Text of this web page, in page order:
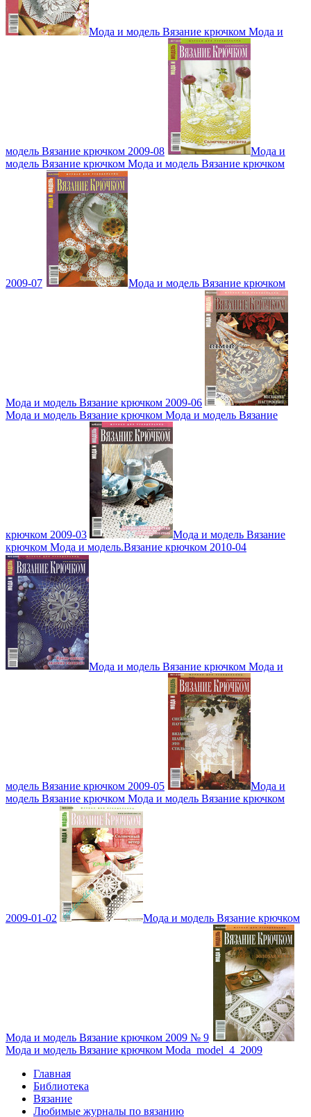
Мода и модель Вязание крючком Мода и
модель Вязание крючком 2009-08
Мода и
модель Вязание крючком Мода и модель Вязание крючком
2009-07 Мода и модель Вязание крючком
Мода и модель Вязание крючком 2009-06
Мода и модель Вязание крючком Мода и модель Вязание
крючком 2009-03
Мода и модель Вязание
крючком Мода и модель.Вязание крючком 2010-04
Мода и модель Вязание крючком Мода и
модель Вязание крючком 2009-05
Мода и
модель Вязание крючком Мода и модель Вязание крючком
2009-01-02 Мода и модель Вязание крючком
Мода и модель Вязание крючком 2009 № 9
Мода и модель Вязание крючком Moda_model_4_2009
Главная
Библиотека
Вязание
Любимые журналы по вязанию